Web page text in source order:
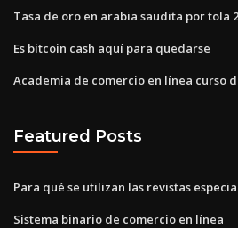
Tasa de oro en arabia saudita por tola
Es bitcoin cash aquí para quedarse
Academia de comercio en línea curso
Featured Posts
Para qué se utilizan las revistas
Sistema binario de comercio en línea